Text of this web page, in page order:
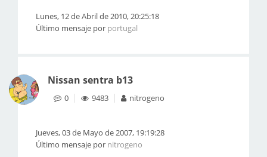
Lunes, 12 de Abril de 2010, 20:25:18
Último mensaje por portugal
Nissan sentra b13
0 9483 nitrogeno
Jueves, 03 de Mayo de 2007, 19:19:28
Último mensaje por nitrogeno